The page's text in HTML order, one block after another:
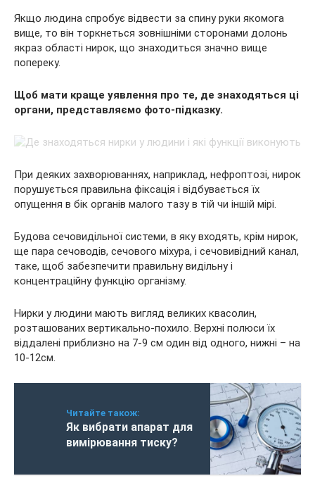
Якщо людина спробує відвести за спину руки якомога
вище, то він торкнеться зовнішніми сторонами долонь
якраз області нирок, що знаходиться значно вище
попереку.
Щоб мати краще уявлення про те, де знаходяться ці
органи, представляємо фото-підказку.
При деяких захворюваннях, наприклад, нефроптозі, нирок
порушується правильна фіксація і відбувається їх
опущення в бік органів малого тазу в тій чи іншій мірі.
Будова сечовидільної системи, в яку входять, крім нирок,
ще пара сечоводів, сечового міхура, і сечовивідний канал,
таке, щоб забезпечити правильну видільну і
концентраційну функцію організму.
Нирки у людини мають вигляд великих квасолин,
розташованих вертикально-похило. Верхні полюси їх
віддалені приблизно на 7-9 см один від одного, нижні – на
10-12см.
Читайте також:
Як вибрати апарат для
вимірювання тиску?